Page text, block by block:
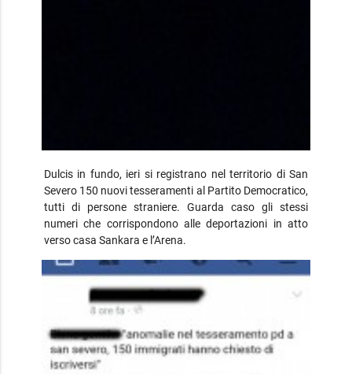
Dulcis in fundo, ieri si registrano nel territorio di San
Severo 150 nuovi tesseramenti al Partito Democratico,
tutti di persone straniere. Guarda caso gli stessi
numeri che corrispondono alle deportazioni in atto
verso casa Sankara e l’Arena.